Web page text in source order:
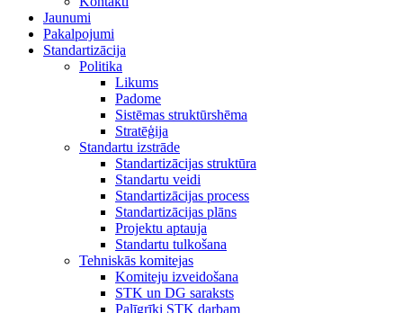
Jaunumi
Pakalpojumi
Standartizācija
Politika
Likums
Padome
Sistēmas struktūrshēma
Stratēģija
Standartu izstrāde
Standartizācijas struktūra
Standartu veidi
Standartizācijas process
Standartizācijas plāns
Projektu aptauja
Standartu tulkošana
Tehniskās komitejas
Komiteju izveidošana
STK un DG saraksts
Palīgrīki STK darbam